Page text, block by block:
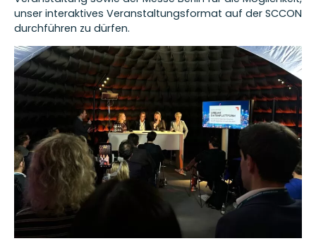
unser interaktives Veranstaltungsformat auf der SCCON
durchführen zu dürfen.